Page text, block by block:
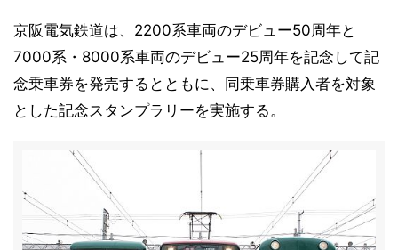
京阪電気鉄道は、2200系車両のデビュー50周年と
7000系・8000系車両のデビュー25周年を記念して記
念乗車券を発売するとともに、同乗車券購入者を対象
とした記念スタンプラリーを実施する。